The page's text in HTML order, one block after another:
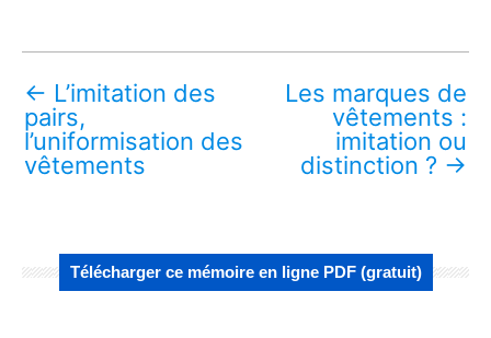
← L’imitation des
pairs,
l’uniformisation des
vêtements
Les marques de
vêtements :
imitation ou
distinction ? →
Télécharger ce mémoire en ligne PDF (gratuit)